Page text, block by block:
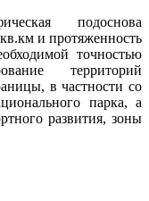
подоснова
и протяженность
точностью
территорий
в частности со
парка, а
развития, зоны